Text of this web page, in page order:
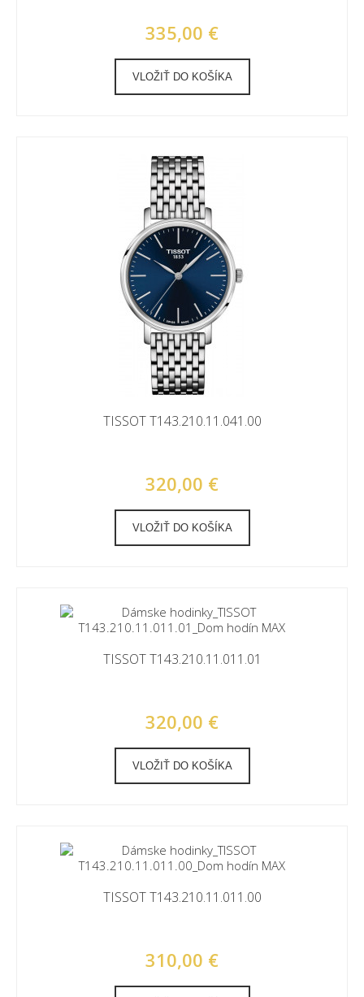
335,00 €
VLOŽIŤ DO KOŠÍKA
TISSOT T143.210.11.041.00
320,00 €
VLOŽIŤ DO KOŠÍKA
TISSOT T143.210.11.011.01
320,00 €
VLOŽIŤ DO KOŠÍKA
TISSOT T143.210.11.011.00
310,00 €